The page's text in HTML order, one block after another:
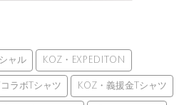
ャル KOZ・EXPEDITON
ラボTシャツ KOZ・義援金Tシャツ